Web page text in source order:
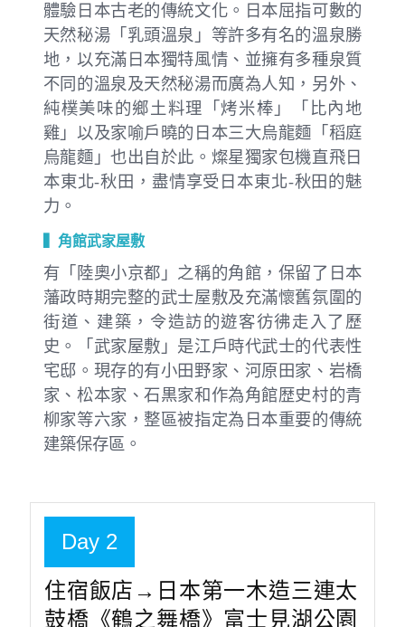
體驗日本古老的傳統文化。日本屈指可數的
天然秘湯「乳頭溫泉」等許多有名的溫泉勝
地，以充滿日本獨特風情、並擁有多種泉質
不同的溫泉及天然秘湯而廣為人知，另外、
純樸美味的鄉土料理「烤米棒」「比內地
雞」以及家喻戶曉的日本三大烏龍麵「稻庭
烏龍麵」也出自於此。燦星獨家包機直飛日
本東北-秋田，盡情享受日本東北-秋田的魅
力。
▍角館武家屋敷
有「陸奧小京都」之稱的角館，保留了日本
藩政時期完整的武士屋敷及充滿懷舊氛圍的
街道、建築，令造訪的遊客彷彿走入了歷
史。「武家屋敷」是江戶時代武士的代表性
宅邸。現存的有小田野家、河原田家、岩橋
家、松本家、石黒家和作為角館歴史村的青
柳家等六家，整區被指定為日本重要的傳統
建築保存區。
Day 2
住宿飯店→日本第一木造三連太
鼓橋《鶴之舞橋》富士見湖公園